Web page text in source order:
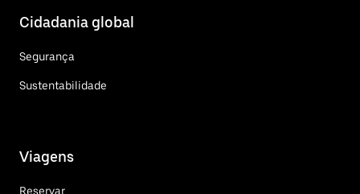
Cidadania global
Segurança
Sustentabilidade
Viagens
Reservar